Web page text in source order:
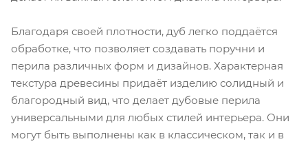
Благодаря своей плотности, дуб легко поддаётся
обработке, что позволяет создавать поручни и
перила различных форм и дизайнов. Характерная
текстура древесины придаёт изделию солидный и
благородный вид, что делает дубовые перила
универсальными для любых стилей интерьера. Они
могут быть выполнены как в классическом, так и в